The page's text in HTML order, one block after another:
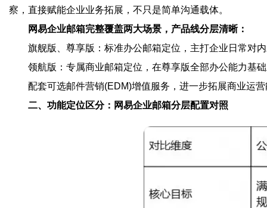
察，直接赋能企业业务拓展，不只是简单沟通载体。
网易企业邮箱完整覆盖两大场景，产品线分层清晰：
旗舰版、尊享版：标准办公邮箱定位，主打企业日常对
领航版：专属商业邮箱定位，在尊享版全部办公能力基
配套可选邮件营销(EDM)增值服务，进一步拓展商业运
二、功能定位区分：网易企业邮箱分层配置对照